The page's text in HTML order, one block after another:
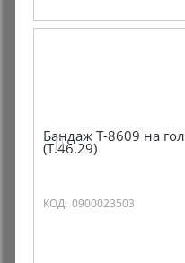
Бандаж Т-8609 на
(Т.46.29)
КОД: 0900023503